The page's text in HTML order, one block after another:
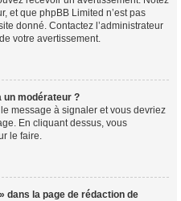
et que phpBB Limited n’est pas
donné. Contactez l’administrateur
votre avertissement.
un modérateur ?
message à signaler et vous devriez
En cliquant dessus, vous
le faire.
dans la page de rédaction de